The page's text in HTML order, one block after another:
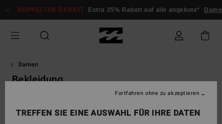
zur
Auswahl
springen
RABATT Extra 25% Rabatt auf alle angebote* Damen
Damen
Bekleidung
TREFFEN SIE EINE AUSWAHL FÜR IHRE DATEN
Fortfahren ohne zu akzeptieren